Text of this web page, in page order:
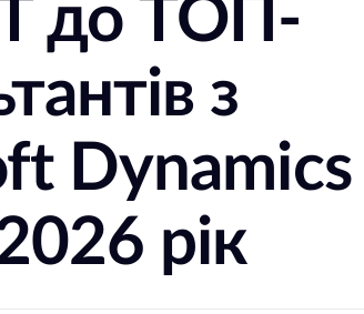
до ТОП-
з
Dynamics
рік